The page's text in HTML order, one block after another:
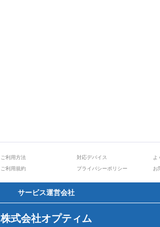
ご利用方法 対応デバイス
よ
ご利用規約
プライバシーポリシー お
サービス運営会社
株式会社オプティム